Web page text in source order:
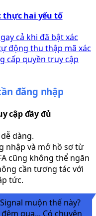
thực hai yếu tố
cả khi đã bật xác
động thu thập mã xác
cấp quyền truy cập
đăng nhập
cập đầy đủ
dàng.
nhập và mở hồ sơ từ
cũng không thể ngăn
cần tương tác với
tức.
muộn thế này?
qua... Có chuyện